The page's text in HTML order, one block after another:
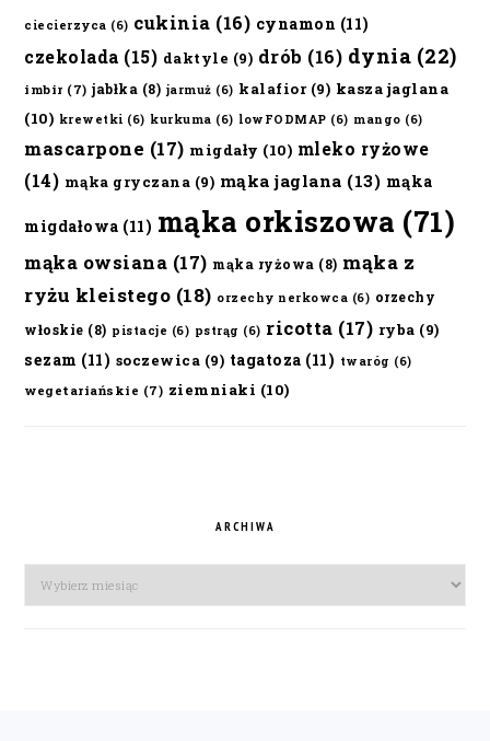
ciecierzyca (6) cukinia (16) cynamon (11)
czekolada (15) daktyle (9) drób (16) dynia (22)
imbir (7) jabłka (8) jarmuż (6) kalafior(9) kasza jaglana
(10) krewetki (6) kurkuma (6) lowFODMAP (6) mango (6)
mascarpone (17) migdały (10) mleko ryżowe
(14) mąka gryczana (9) mąka jaglana (13) mąka
migdałowa (11) mąka orkiszowa (71)
mąka owsiana (17) mąka ryżowa (8) mąka z
ryżu kleistego (18) orzechy nerkowca (6) orzechy
włoskie (8) pistacje (6) pstrąg (6) ricotta (17) ryba (9)
sezam (11) soczewica (9) tagatoza (11) twaróg (6)
wegetariańskie (7) ziemniaki (10)
ARCHIWA
Archiwa